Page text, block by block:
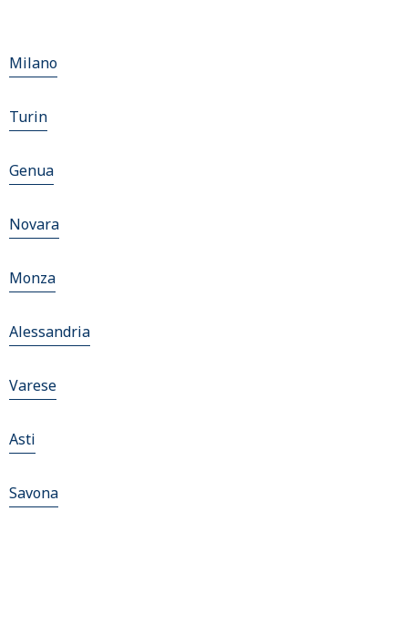
Milano
Turin
Genua
Novara
Monza
Alessandria
Varese
Asti
Savona